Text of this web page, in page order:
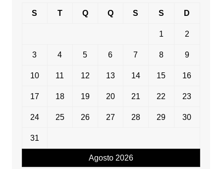
Agosto 2026
S T Q Q S S D
1 2
3 4 5 6 7 8 9
10 11 12 13 14 15 16
17 18 19 20 21 22 23
24 25 26 27 28 29 30
31